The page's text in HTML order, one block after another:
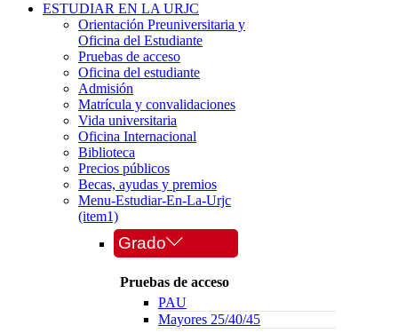
ESTUDIAR EN LA URJC
Orientación Preuniversitaria y
Oficina del Estudiante
Pruebas de acceso
Oficina del estudiante
Admisión
Matrícula y convalidaciones
Vida universitaria
Oficina Internacional
Biblioteca
Precios públicos
Becas, ayudas y premios
Menu-Estudiar-En-La-Urjc
(item1)
Grado
Pruebas de acceso
PAU
Mayores 25/40/45